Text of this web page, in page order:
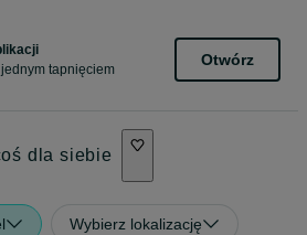
tapnięciem
Otwórz
dla siebie
Wybierz lokalizację